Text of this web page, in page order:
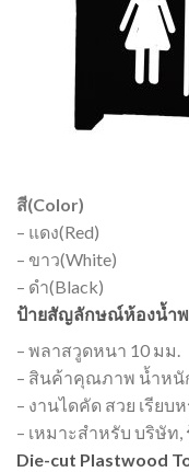
สี(Color)
– แดง(Red)
– ขาว(White)
– ดำ(Black)
ป้ายสัญลักษณ์ห้องน้ำพ
– พลาสวูดหนา 10 มม.
– สินค้าคุณภาพ น้ำหนั
– งานไดคัด สวย เรีย
– เหมาะสำหรับ บริษัท
Die-cut Plastwood